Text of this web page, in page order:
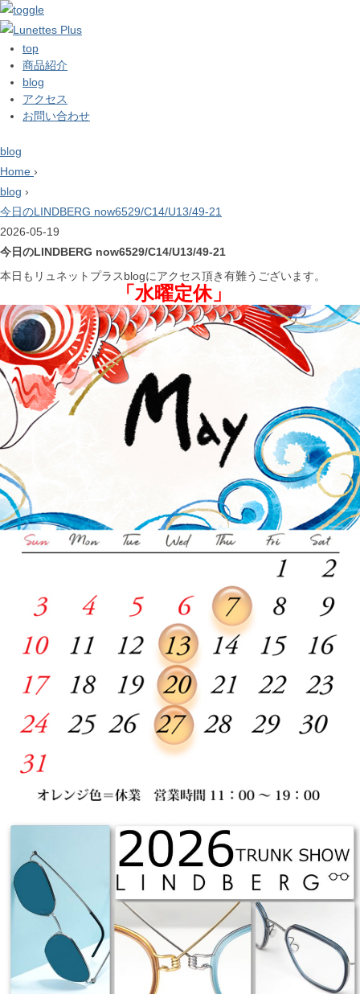
top
商品紹介
blog
アクセス
お問い合わせ
blog
Home ›
blog ›
今日のLINDBERG now6529/C14/U13/49-21
2026-05-19
今日のLINDBERG now6529/C14/U13/49-21
本日もリュネットプラスblogにアクセス頂き有難うございます。
「水曜定休」